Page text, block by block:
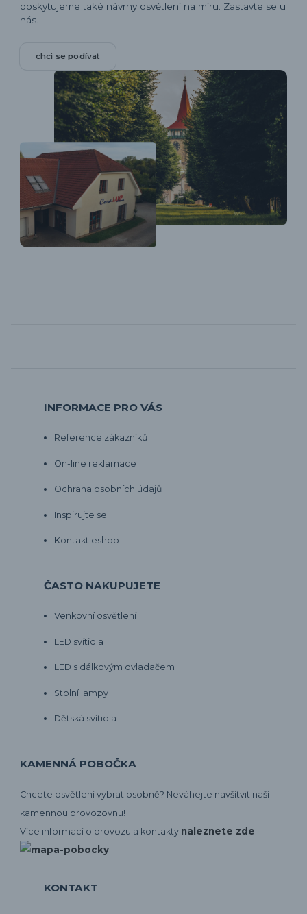
poskytujeme také návrhy osvětlení na míru. Zastavte se u
nás.
chci se podívat
INFORMACE PRO VÁS
Reference zákazníků
On-line reklamace
Ochrana osobních údajů
Inspirujte se
Kontakt eshop
ČASTO NAKUPUJETE
Venkovní osvětlení
LED svítidla
LED s dálkovým ovladačem
Stolní lampy
Dětská svítidla
KAMENNÁ POBOČKA
Chcete osvětlení vybrat osobně? Neváhejte navšítvit naší
kamennou provozovnu!
Více informací o provozu a kontakty naleznete zde
KONTAKT